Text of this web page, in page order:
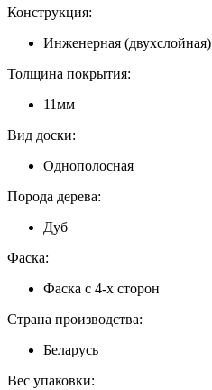
Конструкция:
Инженерная (двухслойная)
Толщина покрытия:
11мм
Вид доски:
Однополосная
Порода дерева:
Дуб
Фаска:
Фаска с 4-х сторон
Страна производства:
Беларусь
Вес упаковки: